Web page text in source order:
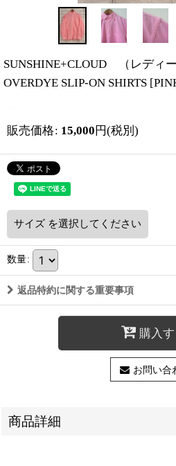
SUNSHINE+CLOUD （レディ
OVERDYE SLIP-ON SHIRTS [
販売価格: 15,000 円(税別)
サイズ を選択してください
数量:
返品特約に関する重要事項
購入す
お問い合
商品詳細